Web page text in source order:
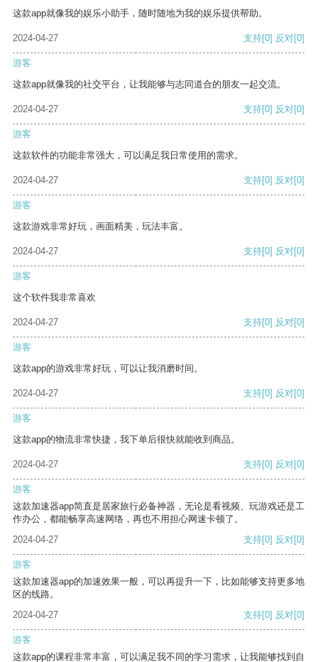
这款app就像我的娱乐小助手，随时随地为我的娱乐提供帮助。
2024-04-27 支持[0] 反对[0]
游客
这款app就像我的社交平台，让我能够与志同道合的朋友一起交流。
2024-04-27 支持[0] 反对[0]
游客
这款软件的功能非常强大，可以满足我日常使用的需求。
2024-04-27 支持[0] 反对[0]
游客
这款游戏非常好玩，画面精美，玩法丰富。
2024-04-27 支持[0] 反对[0]
游客
这个软件我非常喜欢
2024-04-27 支持[0] 反对[0]
游客
这款app的游戏非常好玩，可以让我消磨时间。
2024-04-27 支持[0] 反对[0]
游客
这款app的物流非常快捷，我下单后很快就能收到商品。
2024-04-27 支持[0] 反对[0]
游客
这款加速器app简直是居家旅行必备神器，无论是看视频、玩游戏还是工
作办公，都能畅享高速网络，再也不用担心网速卡顿了。
2024-04-27
支持[0] 反对[0]
游客
这款加速器app的加速效果一般，可以再提升一下，比如能够支持更多地
区的线路。
2024-04-27
支持[0] 反对[0]
游客
这款app的课程非常丰富，可以满足我不同的学习需求，让我能够找到自